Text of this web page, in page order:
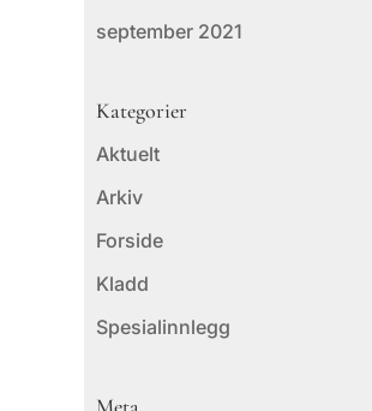
september 2021
Kategorier
Aktuelt
Arkiv
Forside
Kladd
Spesialinnlegg